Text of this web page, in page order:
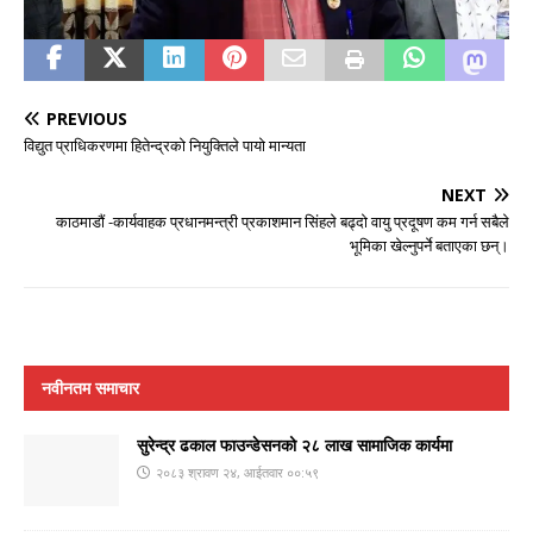
PREVIOUS
विद्युत प्राधिकरणमा हितेन्द्रको नियुक्तिले पायो मान्यता
NEXT
काठमाडौं -कार्यवाहक प्रधानमन्त्री प्रकाशमान सिंहले बढ्दो वायु प्रदूषण कम गर्न सबैले
भूमिका खेल्नुपर्ने बताएका छन्।
नवीनतम समाचार
सुरेन्द्र ढकाल फाउन्डेसनको २८ लाख सामाजिक कार्यमा
२०८३ श्रावण २४, आईतवार ००:५९